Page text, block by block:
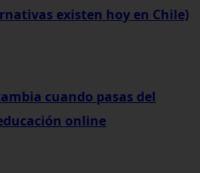
existen hoy en Chile)
cuando pasas del
online